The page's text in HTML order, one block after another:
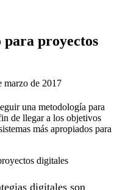
proyectos
marzo de 2017
una metodología para
de llegar a los objetivos
más apropiados para
digitales son